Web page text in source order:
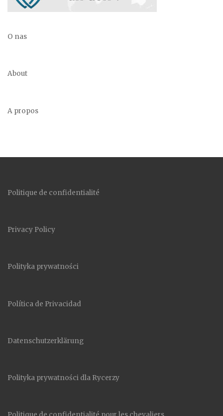
O nas
About
A propos
Politique de confidentialité
Privacy Policy
Polityka prywatności
Política de Privacidad
Datenschutzerklärung
Polityka prywatności dla Rycerzy